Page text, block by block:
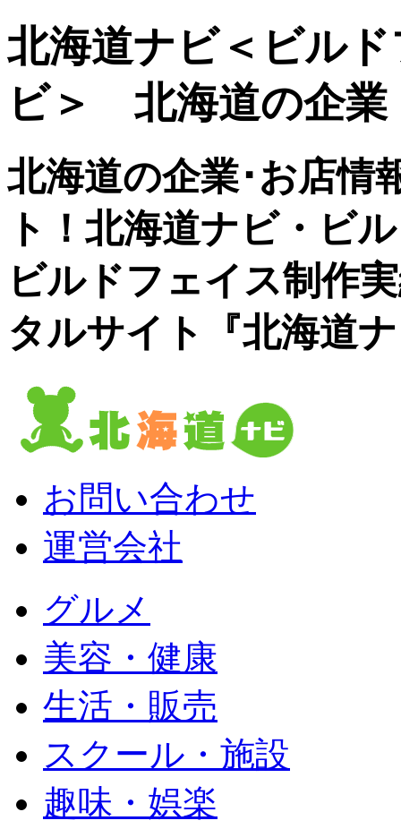
北海道ナビ＜ビル
ビ＞ 北海道の企業
北海道の企業･お店情
ト！北海道ナビ・ビ
ビルドフェイス制作
タルサイト『北海道
お問い合わせ
運営会社
グルメ
美容・健康
生活・販売
スクール・施設
趣味・娯楽